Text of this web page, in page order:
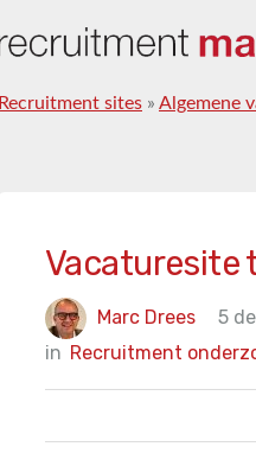
Recruitment sites » Algemene
Vacaturesite
Marc Drees
5
in Recruitment